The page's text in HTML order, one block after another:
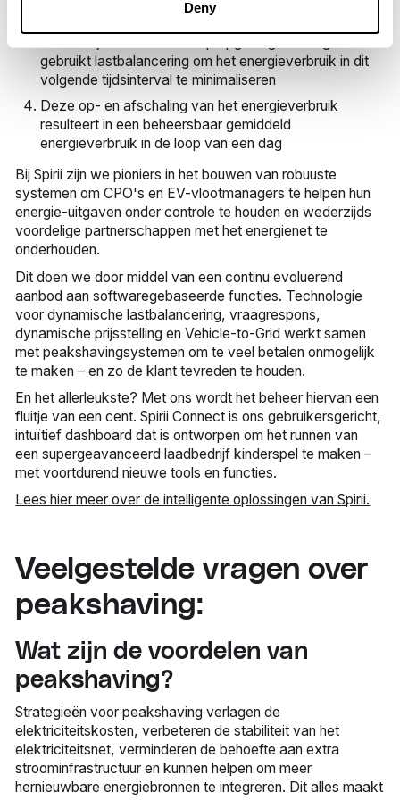
Deny
gebruikt lastbalancering om het energieverbruik in dit
volgende tijdsinterval te minimaliseren
Deze op- en afschaling van het energieverbruik
resulteert in een beheersbaar gemiddeld
energieverbruik in de loop van een dag
Bij Spirii zijn we pioniers in het bouwen van robuuste
systemen om CPO's en EV-vlootmanagers te helpen hun
energie-uitgaven onder controle te houden en wederzijds
voordelige partnerschappen met het energienet te
onderhouden.
Dit doen we door middel van een continu evoluerend
aanbod aan softwaregebaseerde functies. Technologie
voor dynamische lastbalancering, vraagrespons,
dynamische prijsstelling en Vehicle-to-Grid werkt samen
met peakshavingsystemen om te veel betalen onmogelijk
te maken – en zo de klant tevreden te houden.
En het allerleukste? Met ons wordt het beheer hiervan een
fluitje van een cent. Spirii Connect is ons gebruikersgericht,
intuïtief dashboard dat is ontworpen om het runnen van
een supergeavanceerd laadbedrijf kinderspel te maken –
met voortdurend nieuwe tools en functies.
Lees hier meer over de intelligente oplossingen van Spirii.
Veelgestelde vragen over
peakshaving:
Wat zijn de voordelen van
peakshaving?
Strategieën voor peakshaving verlagen de
elektriciteitskosten, verbeteren de stabiliteit van het
elektriciteitsnet, verminderen de behoefte aan extra
stroominfrastructuur en kunnen helpen om meer
hernieuwbare energiebronnen te integreren. Dit alles maakt